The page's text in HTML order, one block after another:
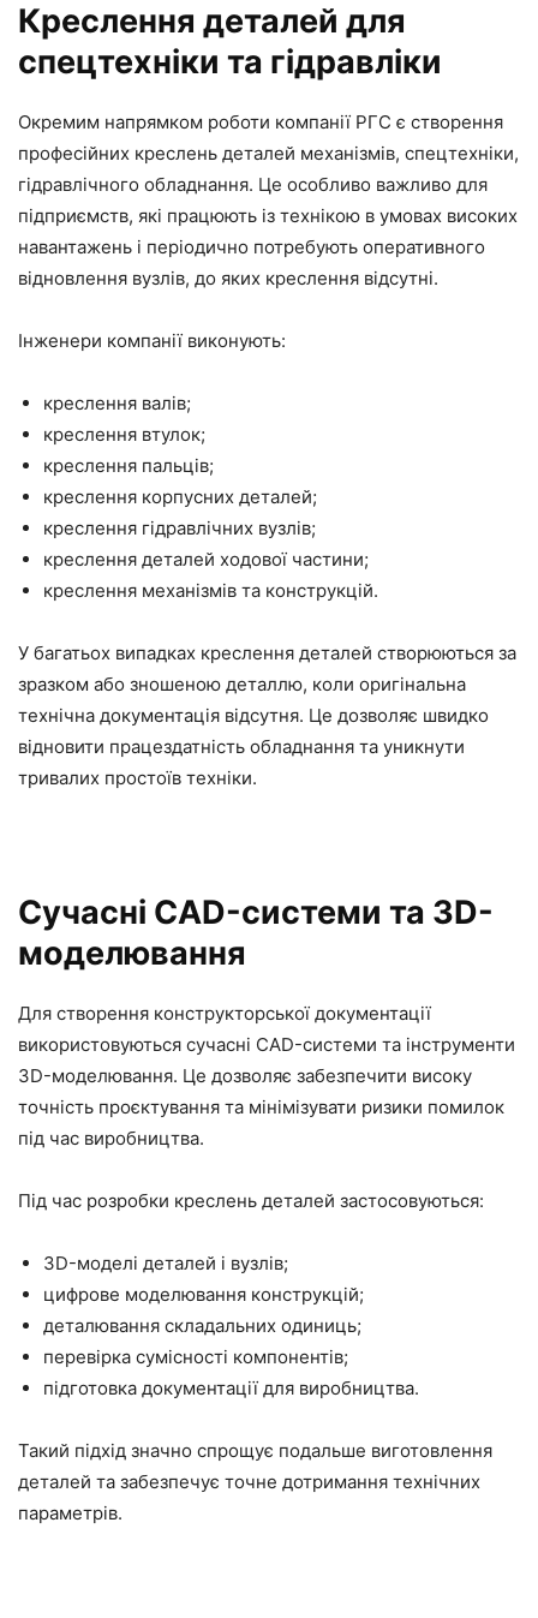
Креслення деталей для
спецтехніки та гідравліки
Окремим напрямком роботи компанії РГС є створення
професійних креслень деталей механізмів, спецтехніки,
гідравлічного обладнання. Це особливо важливо для
підприємств, які працюють із технікою в умовах високих
навантажень і періодично потребують оперативного
відновлення вузлів, до яких креслення відсутні.
Інженери компанії виконують:
креслення валів;
креслення втулок;
креслення пальців;
креслення корпусних деталей;
креслення гідравлічних вузлів;
креслення деталей ходової частини;
креслення механізмів та конструкцій.
У багатьох випадках креслення деталей створюються за
зразком або зношеною деталлю, коли оригінальна
технічна документація відсутня. Це дозволяє швидко
відновити працездатність обладнання та уникнути
тривалих простоїв техніки.
Сучасні CAD-системи та 3D-
моделювання
Для створення конструкторської документації
використовуються сучасні CAD-системи та інструменти
3D-моделювання. Це дозволяє забезпечити високу
точність проєктування та мінімізувати ризики помилок
під час виробництва.
Під час розробки креслень деталей застосовуються:
3D-моделі деталей і вузлів;
цифрове моделювання конструкцій;
деталювання складальних одиниць;
перевірка сумісності компонентів;
підготовка документації для виробництва.
Такий підхід значно спрощує подальше виготовлення
деталей та забезпечує точне дотримання технічних
параметрів.